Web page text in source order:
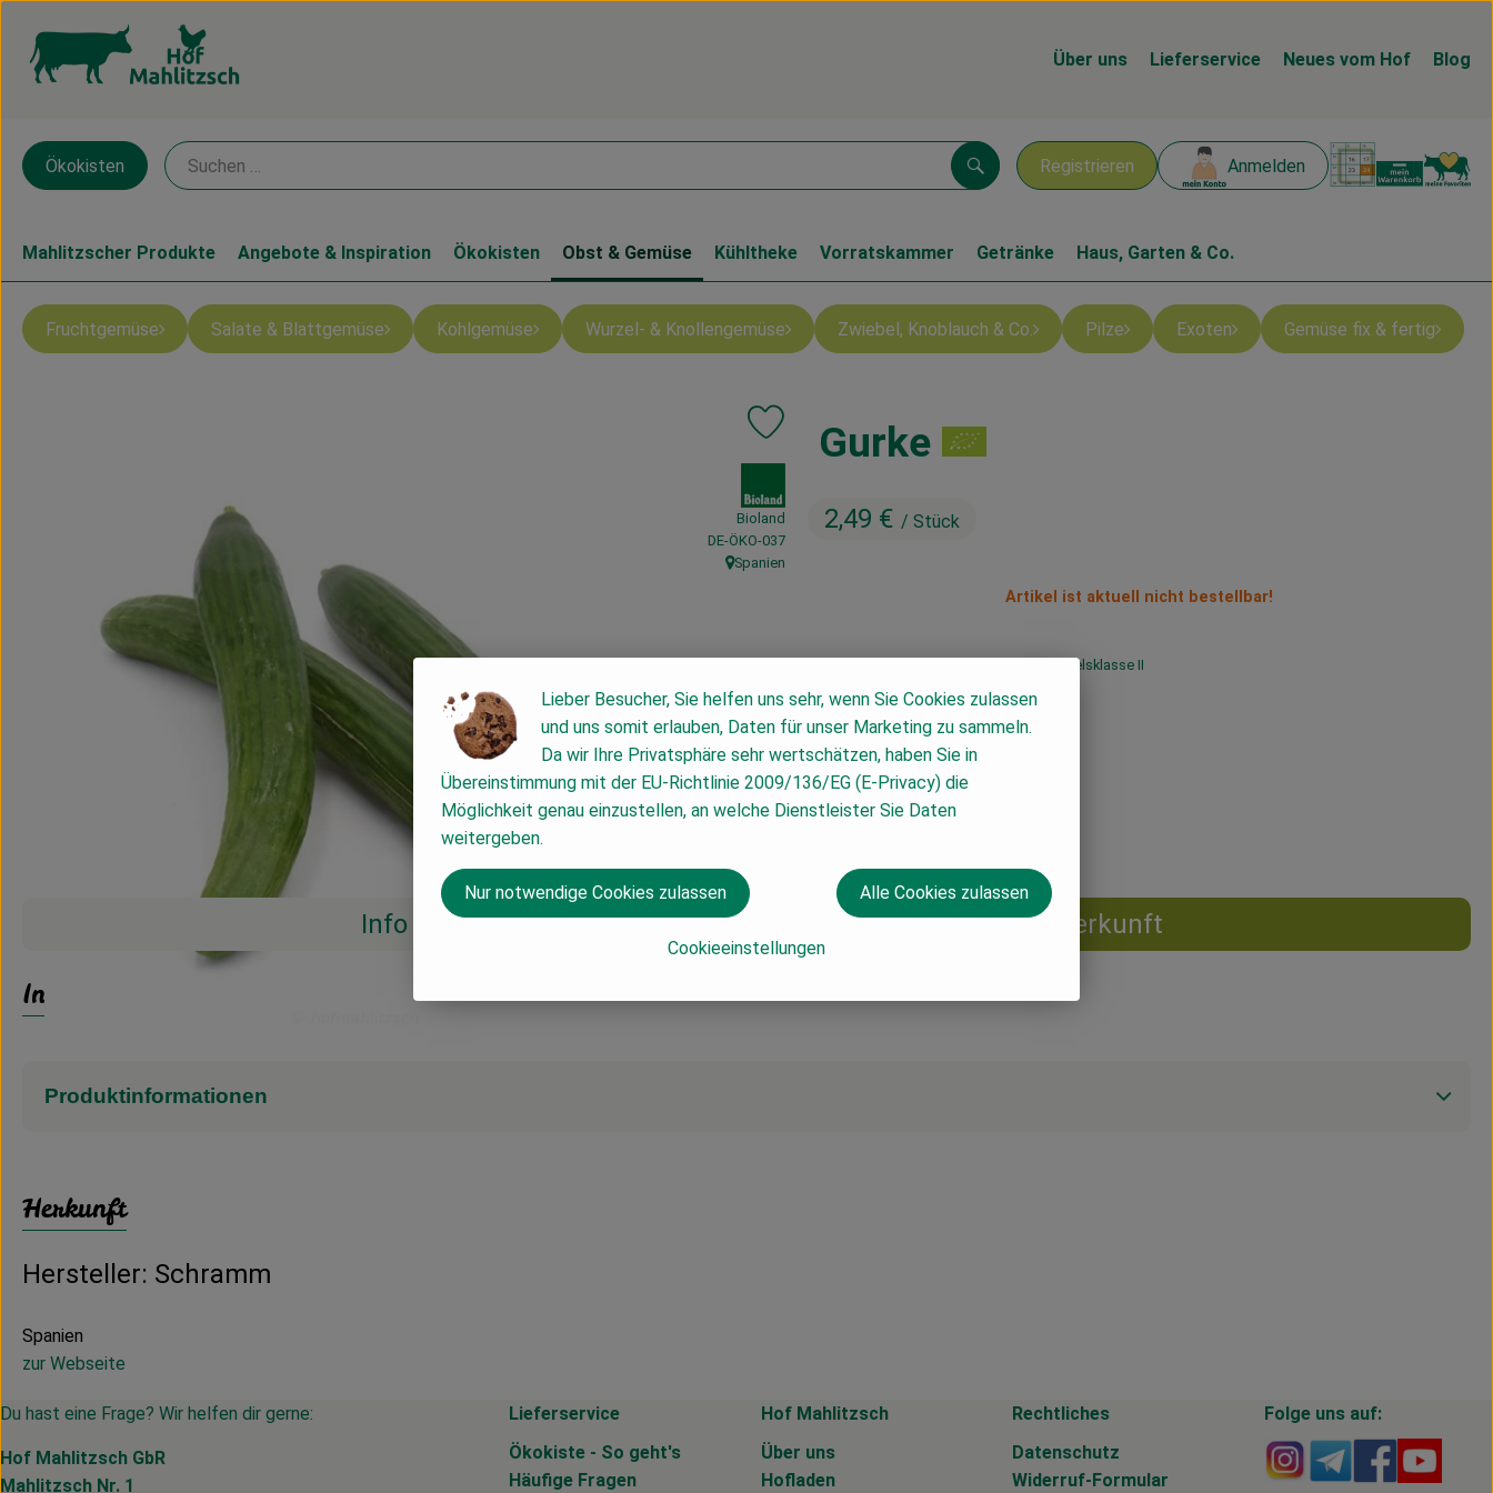
Über uns Lieferservice Neues vom Hof Blog
Registrieren Anmelden
Suchen
Ökokisten
Mahlitzscher Produkte Angebote & Inspiration Ökokisten Obst & Gemüse Kühltheke Vorratskammer Getränke Haus, Garten & Co.
Fruchtgemüse Salate & Blattgemüse Kohlgemüse Wurzel- & Knollengemüse Zwiebel, Knoblauch & Co. Pilze Exoten Gemüse fix & fertig
Gurke
2,49 € / Stück
Produkt zu Favouriten hinzufügen
Bioland
, Kontrollstelle:
DE-ÖKO-037
, Herkunft:
Spanien
Artikel ist aktuell nicht bestellbar!
Handelsklasse II
Info Herkunft
Info
Produktinformationen
Herkunft
Hersteller: Schramm
Spanien
zur Webseite
Du hast eine Frage? Wir helfen dir gerne:
Hof Mahlitzsch GbR
Mahlitzsch Nr. 1
Lieferservice
Ökokiste - So geht's
Häufige Fragen
Hof Mahlitzsch
Über uns
Hofladen
Rechtliches
Datenschutz
Widerruf-Formular
Folge uns auf:
Externer Link zu
Externer Link
Externer
Lieber Besucher, Sie helfen uns sehr, wenn Sie Cookies zulassen
und uns somit erlauben, Daten für unser Marketing zu sammeln.
Da wir Ihre Privatsphäre sehr wertschätzen, haben Sie in
Übereinstimmung mit der EU-Richtlinie 2009/136/EG (E-Privacy) die
Möglichkeit genau einzustellen, an welche Dienstleister Sie Daten
weitergeben.
Cookieeinstellungen
Nur notwendige Cookies zulassen Alle Cookies zulassen